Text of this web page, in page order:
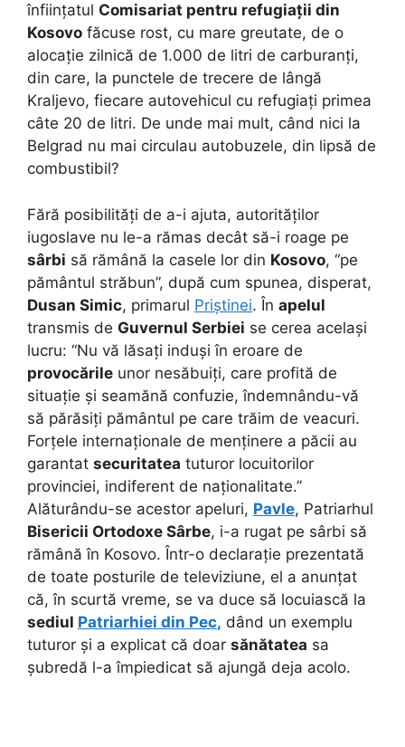
înființatul Comisariat pentru refugiații din
Kosovo făcuse rost, cu mare greutate, de o
alocație zilnică de 1.000 de litri de carburanți,
din care, la punctele de trecere de lângă
Kraljevo, fiecare autovehicul cu refugiați primea
câte 20 de litri. De unde mai mult, când nici la
Belgrad nu mai circulau autobuzele, din lipsă de
combustibil?
Fără posibilități de a-i ajuta, autorităților
iugoslave nu le-a rămas decât să-i roage pe
sârbi să rămână la casele lor din Kosovo, “pe
pământul străbun”, după cum spunea, disperat,
Dusan Simic, primarul Priștinei. În apelul
transmis de Guvernul Serbiei se cerea același
lucru: “Nu vă lăsați induși în eroare de
provocările unor nesăbuiți, care profită de
situație și seamănă confuzie, îndemnându-vă
să părăsiți pământul pe care trăim de veacuri.
Forțele internaționale de menținere a păcii au
garantat securitatea tuturor locuitorilor
provinciei, indiferent de naționalitate.”
Alăturându-se acestor apeluri, Pavle, Patriarhul
Bisericii Ortodoxe Sârbe, i-a rugat pe sârbi să
rămână în Kosovo. Într-o declarație prezentată
de toate posturile de televiziune, el a anunțat
că, în scurtă vreme, se va duce să locuiască la
sediul Patriarhiei din Pec, dând un exemplu
tuturor și a explicat că doar sănătatea sa
șubredă l-a împiedicat să ajungă deja acolo.